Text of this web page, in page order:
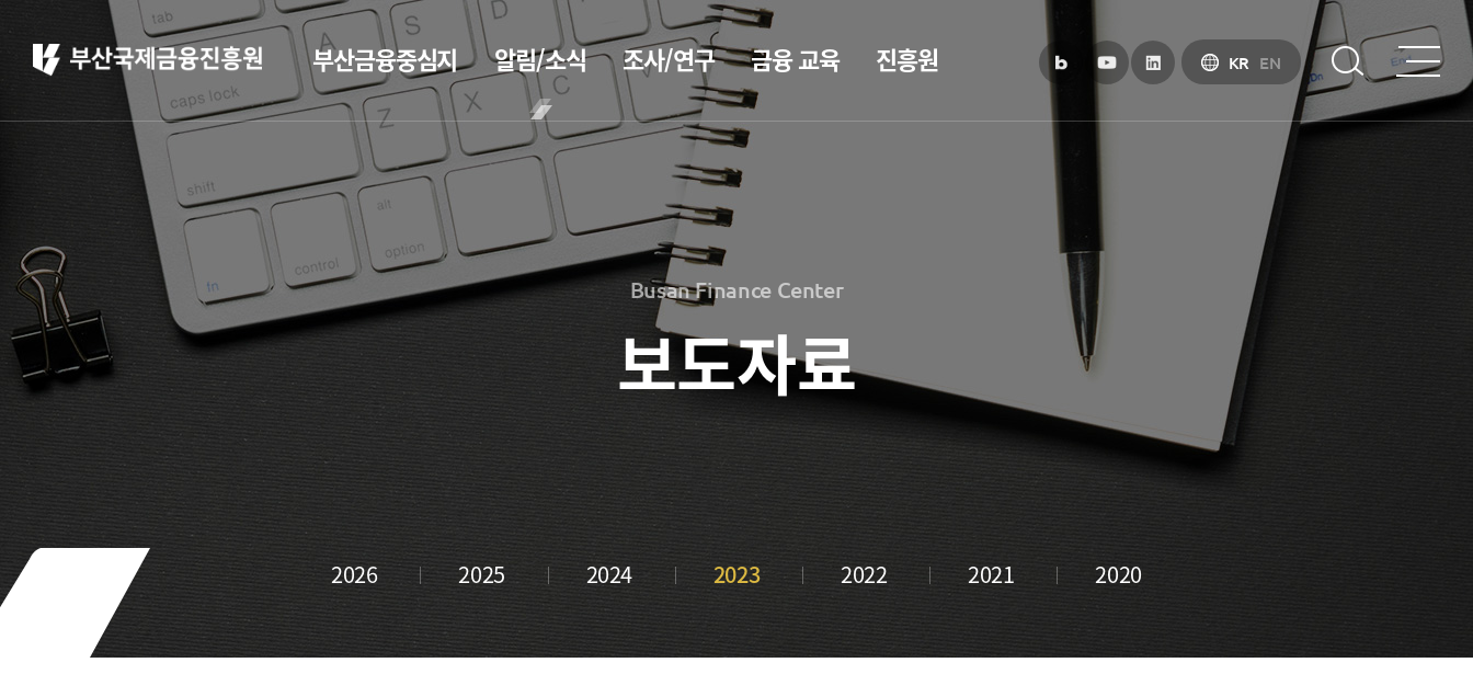
부산 소개
부산소개
주요 산업현황
정주환경
홍보
홍보 브로슈어
홍보 동영상
부산금융중심지 소개
부산금융중심지 정책 소개
금융중심지 지정경과 및 특화금융중심지
금융생태계 조성
BIFC 입주환경 소개
인센티브 및 관련법규
협력
해외금융도시협력
사원기관
유관기관
부산금융중심지
부산 소개
부산소개
주요 산업현황
정주환경
홍보
홍보 브로슈어
부산금융중심지 소
개
부산금융중심지 정책
금융중심지 지정경과
및 특화금융중심지
금융생태계 조성
BIFC 입주환경 소개
인센티브 및 관련법규
협력
해외금융도시협력
알림/소식
공지사항
보도자료
2026
2025
2024
2023
2020
진흥원 소식
새소식
언론보도
조사/연구
2025
2024
2023
2022
2021
2020
정책자료
2025
2024
부산금융중
심지 포럼
정기간행물
inside
Z/Yen
금융 교육
연간운영
계획표
해양금융정
보
블로그
해양금융
60초해양금융
금융 교육
활동 모음
진흥원
연혁
해양금융센터
기부금
길
KR EN
Busan Finance Center
보도자료
2026 2025 2024 2023 2022 2021 2020